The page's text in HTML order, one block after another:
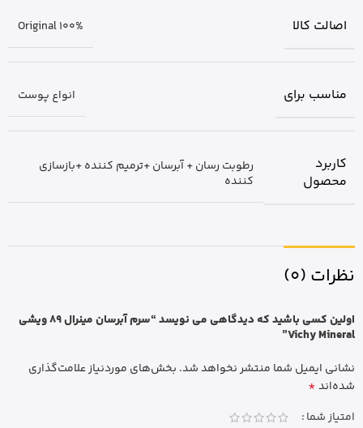
اصالت کالا Original 100%
مناسب برای انواع پوست
کاربرد
محصول
رطوبت رسان + آبرسان +ترمیم کننده +بازسازی
کننده
نظرات (0)
اولین کسی باشید که دیدگاهی می نویسد “سرم آبرسان مینرال 89 ویشی
Vichy Mineral”
نشانی ایمیل شما منتشر نخواهد شد. بخش‌های موردنیاز علامت‌گذاری
شده‌اند*
امتیاز شما